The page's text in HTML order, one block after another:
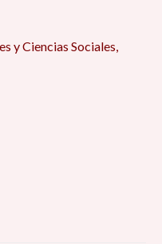
y Ciencias Sociales,